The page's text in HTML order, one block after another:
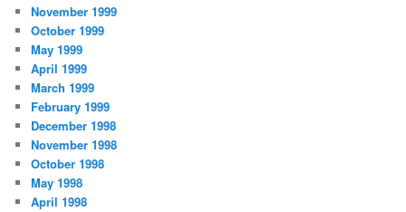
November 1999
October 1999
May 1999
April 1999
March 1999
February 1999
December 1998
November 1998
October 1998
May 1998
April 1998